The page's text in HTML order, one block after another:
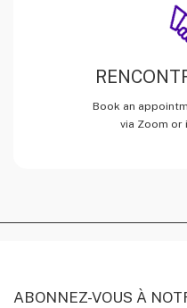
Book an
via Zoom or
ABONNEZ-VOUS À